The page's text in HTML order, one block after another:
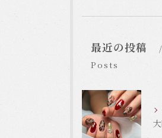
最近の投稿
Posts